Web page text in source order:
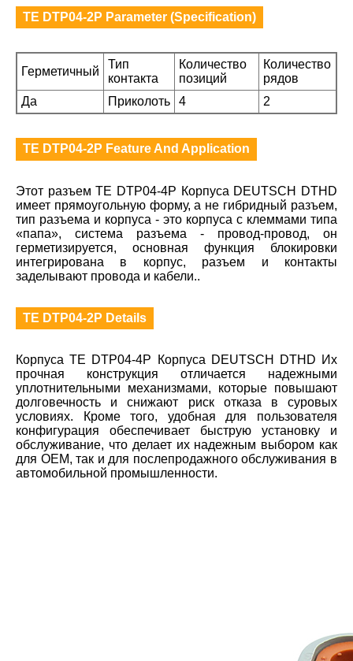
TE DTP04-2P Parameter (Specification)
Герметичный
Тип
контакта
Количество
позиций
Количество
рядов
Да
Приколоть 4 2
TE DTP04-2P Feature And Application
Этот разъем TE DTP04-4P Корпуса DEUTSCH DTHD
имеет прямоугольную форму, а не гибридный разъем,
тип разъема и корпуса - это корпуса с клеммами типа
«папа», система разъема - провод-провод, он
герметизируется, основная функция блокировки
интегрирована в корпус, разъем и контакты
заделывают провода и кабели..
TE DTP04-2P Details
Корпуса TE DTP04-4P Корпуса DEUTSCH DTHD Их
прочная конструкция отличается надежными
уплотнительными механизмами, которые повышают
долговечность и снижают риск отказа в суровых
условиях. Кроме того, удобная для пользователя
конфигурация обеспечивает быструю установку и
обслуживание, что делает их надежным выбором как
для OEM, так и для послепродажного обслуживания в
автомобильной промышленности.